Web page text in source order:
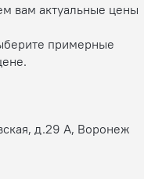
вам актуальные цены
примерные
д.29 А, Воронеж